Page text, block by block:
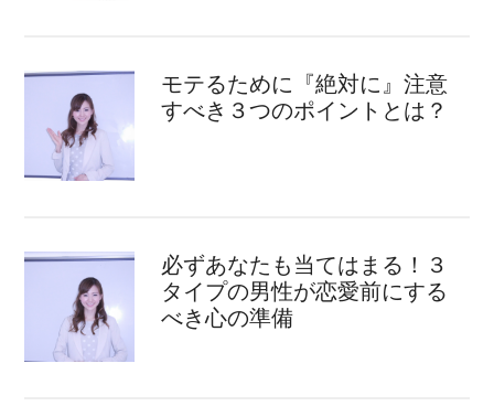
モテるために『絶対に』注意
すべき３つのポイントとは？
必ずあなたも当てはまる！３
タイプの男性が恋愛前にする
べき心の準備